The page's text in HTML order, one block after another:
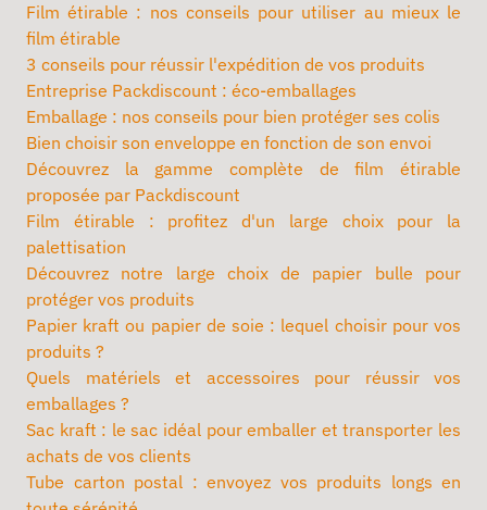
Film étirable : nos conseils pour utiliser au mieux le
film étirable
3 conseils pour réussir l'expédition de vos produits
Entreprise Packdiscount : éco-emballages
Emballage : nos conseils pour bien protéger ses colis
Bien choisir son enveloppe en fonction de son envoi
Découvrez la gamme complète de film étirable
proposée par Packdiscount
Film étirable : profitez d'un large choix pour la
palettisation
Découvrez notre large choix de papier bulle pour
protéger vos produits
Papier kraft ou papier de soie : lequel choisir pour vos
produits ?
Quels matériels et accessoires pour réussir vos
emballages ?
Sac kraft : le sac idéal pour emballer et transporter les
achats de vos clients
Tube carton postal : envoyez vos produits longs en